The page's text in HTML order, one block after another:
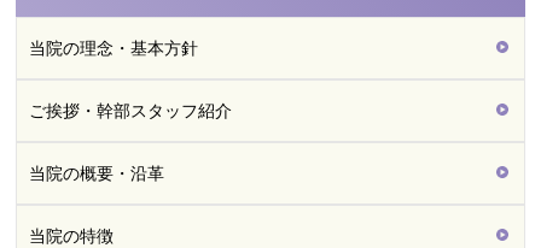
当院の理念・基本方針
ご挨拶・幹部スタッフ紹介
当院の概要・沿革
当院の特徴